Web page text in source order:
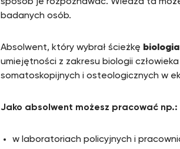
badanych osób.
Absolwent, który wybrał ścieżkę
umiejętności z zakresu biologii
somatoskopijnych i osteologicznych w
Jako absolwent możesz pracować np.:
w laboratoriach policyjnych i